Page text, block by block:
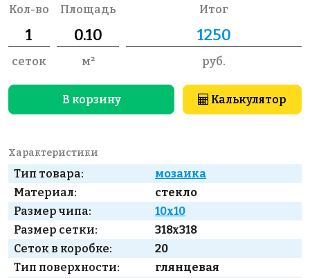
Кол-во
сеток
Площадь
м²
Итог
руб.
В корзину Калькулятор
Характеристики
Тип товара:
мозаика
Материал:
стекло
Размер чипа:
10x10
Размер сетки:
318x318
Сеток в коробке:
20
Тип поверхности:
глянцевая